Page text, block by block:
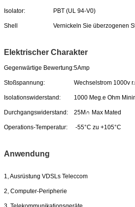
Isolator: PBT (UL 94-V0)
Shell Vernickeln Sie überzogenen
Elektrischer Charakter
Gegenwärtige Bewertung:5Amp
Stoßspannung: Wechselstrom 1000v
Isolationswiderstand: 1000 Meg.e Ohm
Durchgangswiderstand: 25M∩ Max Mated
Operations-Temperatur: -55°C zu +105°C
Anwendung
1, Ausrüstung VDSLs Teleccom
2, Computer-Peripherie